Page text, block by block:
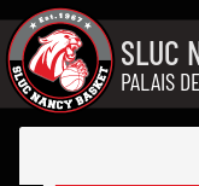
Aller au contenu
SLUC
PALAIS